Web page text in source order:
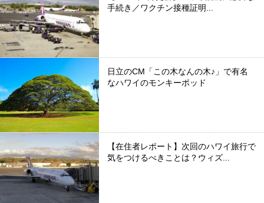
手続き／ワクチン接種証明...
日立のCM「この木なんの木♪」で有名
なハワイのモンキーポッド
【在住者レポート】次回のハワイ旅行で
気をつけるべきことは？ウィズ...